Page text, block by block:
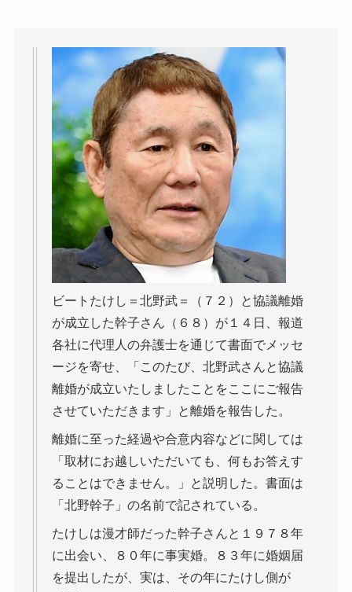
ビートたけし＝北野武＝（７２）と協議離婚
が成立した幹子さん（６８）が１４日、報道
各社に代理人の弁護士を通じて書面でメッセ
ージを寄せ、「このたび、北野武さんと協議
離婚が成立いたしましたことをここにご報告
させていただきます」と離婚を報告した。
離婚に至った経過や合意内容などに関しては
「取材にお越しいただいても、何もお答えす
ることはできません。」と説明した。書面は
「北野幹子」の名前で記されている。
たけしは漫才師だった幹子さんと１９７８年
に出会い、８０年に事実婚。８３年に婚姻届
を提出したが、実は、その年にたけし側が